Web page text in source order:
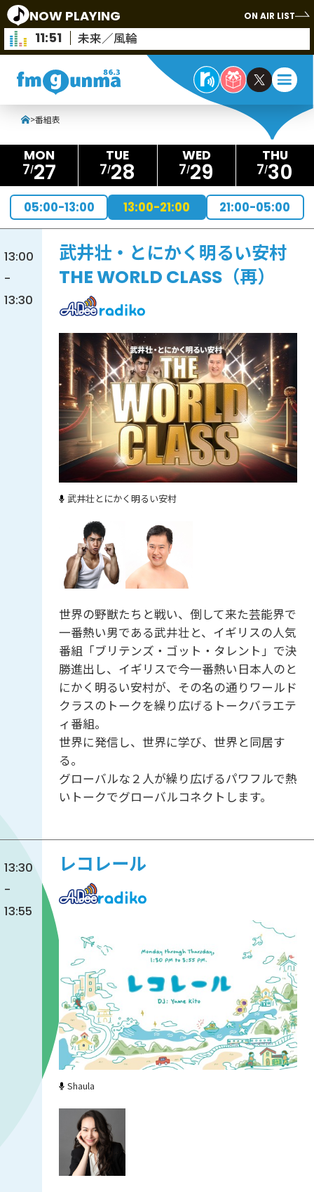
NOW PLAYING ON AIR LIST
11:51 未来／風輪
>番組表
7 27 7 28 7 29 7 30
05:00-13:00 13:00-21:00 21:00-05:00
13:00
-
13:30
武井壮・とにかく明るい安村
THE WORLD CLASS（再）
武井壮とにかく明るい安村
世界の野獣たちと戦い、倒して来た芸能界で
一番熱い男である武井壮と、イギリスの人気
番組「ブリテンズ・ゴット・タレント」で決
勝進出し、イギリスで今一番熱い日本人のと
にかく明るい安村が、その名の通りワールド
クラスのトークを繰り広げるトークバラエテ
ィ番組。
世界に発信し、世界に学び、世界と同居す
る。
グローバルな２人が繰り広げるパワフルで熱
いトークでグローバルコネクトします。
13:30
-
13:55
レコレール
Shaula